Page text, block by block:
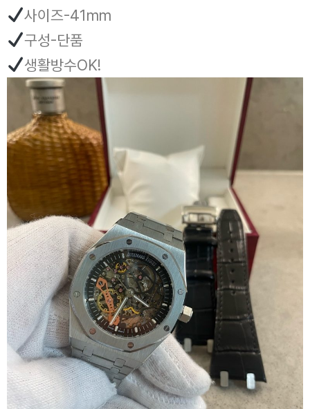
사이즈-41mm
구성-단품
생활방수OK!